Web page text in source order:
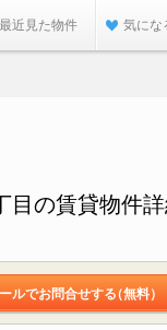
最近見た物件 気にな
目の賃貸物件
ルでお問合せする（無料）